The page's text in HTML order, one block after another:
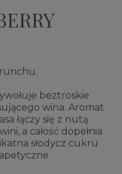
beztroskie
wina. Aromat
łączy się z nutą
a całość dopełnia
słodycz cukru